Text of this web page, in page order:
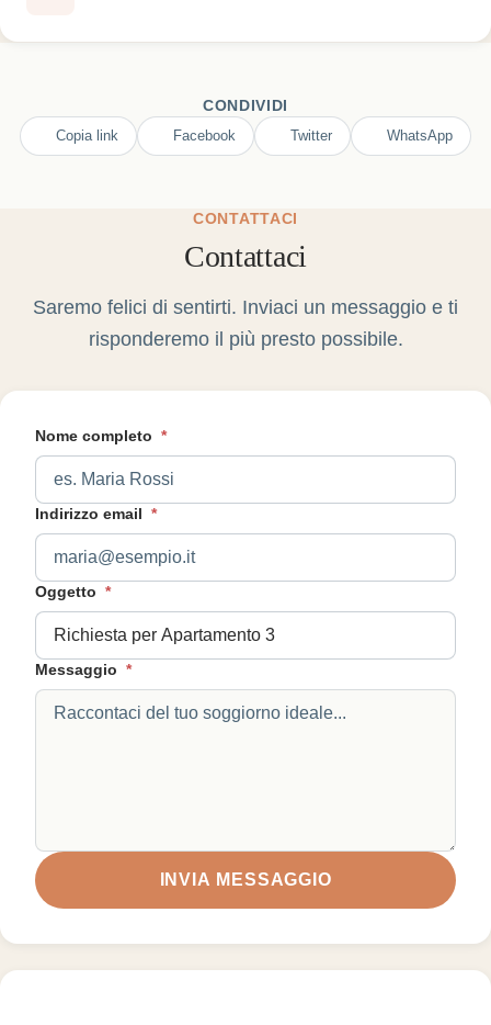
CONDIVIDI
Copia link Facebook Twitter WhatsApp
CONTATTACI
Contattaci
Saremo felici di sentirti. Inviaci un messaggio e ti
risponderemo il più presto possibile.
Nome completo *
Indirizzo email *
Oggetto *
Messaggio *
INVIA MESSAGGIO